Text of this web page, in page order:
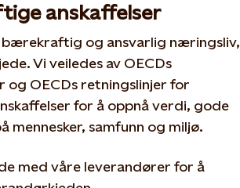
anskaffelser
og ansvarlig næringsliv,
Vi veiledes av OECDs
og OECDs retningslinjer for
for å oppnå verdi, gode
mennesker, samfunn og miljø.
med våre leverandører for å